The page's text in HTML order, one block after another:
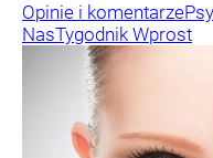
Opinie i komentarze
NasTygodnik Wprost